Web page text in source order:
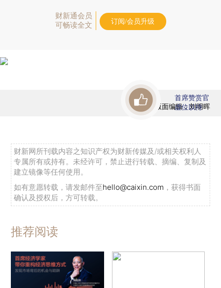
财新通会员
可畅读全文
订阅/会员升级
版面编辑：刘明晖
首席赞赏官
虚位以待
财新网所刊载内容之知识产权为财新传媒及/或相关权利人
专属所有或持有。未经许可，禁止进行转载、摘编、复制及
建立镜像等任何使用。
如有意愿转载，请发邮件至hello@caixin.com ，获得书面
确认及授权后，方可转载。
推荐阅读